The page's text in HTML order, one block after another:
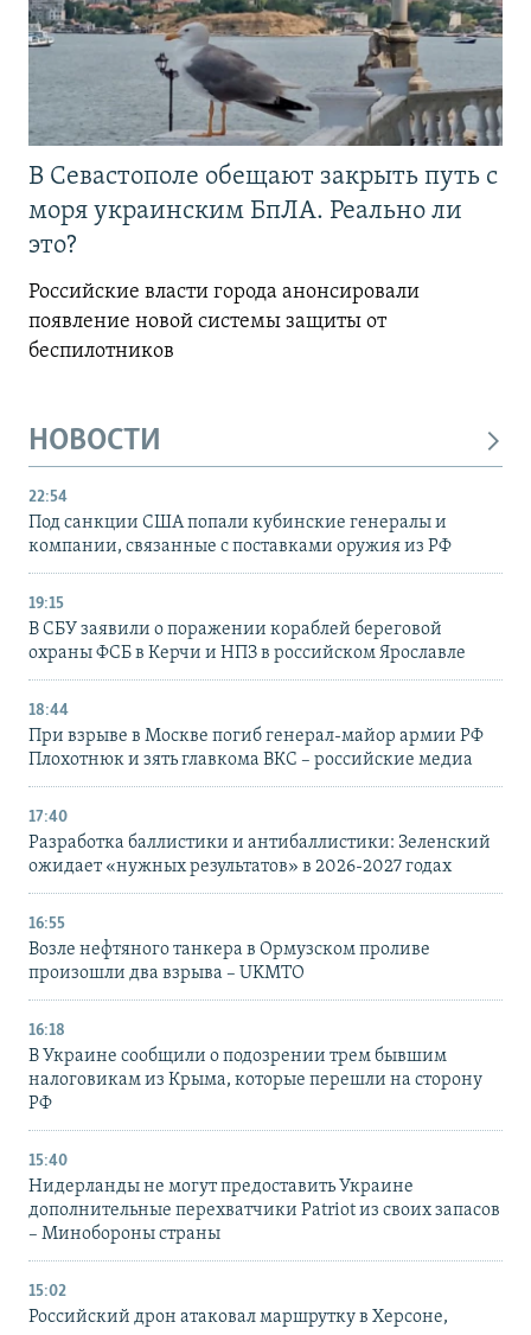
В Севастополе обещают закрыть путь с
моря украинским БпЛА. Реально ли
это?
Российские власти города анонсировали
появление новой системы защиты от
беспилотников
НОВОСТИ
22:54
Под санкции США попали кубинские генералы и
компании, связанные с поставками оружия из РФ
19:15
В СБУ заявили о поражении кораблей береговой
охраны ФСБ в Керчи и НПЗ в российском Ярославле
18:44
При взрыве в Москве погиб генерал-майор армии РФ
Плохотнюк и зять главкома ВКС – российские медиа
17:40
Разработка баллистики и антибаллистики: Зеленский
ожидает «нужных результатов» в 2026-2027 годах
16:55
Возле нефтяного танкера в Ормузском проливе
произошли два взрыва – UKMTO
16:18
В Украине сообщили о подозрении трем бывшим
налоговикам из Крыма, которые перешли на сторону
РФ
15:40
Нидерланды не могут предоставить Украине
дополнительные перехватчики Patriot из своих запасов
– Минобороны страны
15:02
Российский дрон атаковал маршрутку в Херсоне,